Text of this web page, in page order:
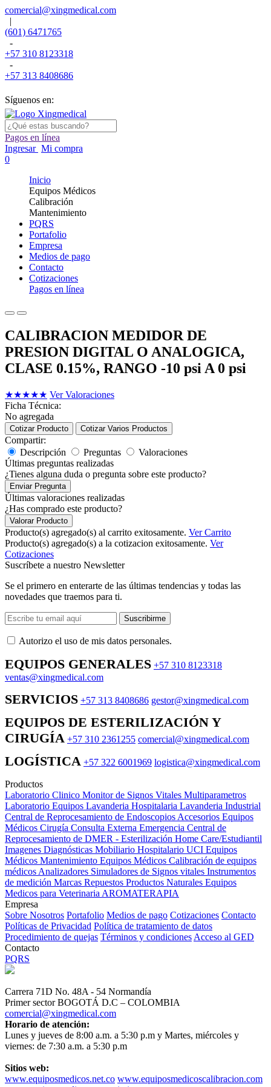
comercial@xingmedical.com
|
(601) 6471765
-
+57 310 8123318
-
+57 313 8408686
Síguenos en:
Pagos en línea
Ingresar Mi compra
0
Inicio
Equipos Médicos
Calibración
Mantenimiento
PQRS
Portafolio
Empresa
Medios de pago
Contacto
Cotizaciones
Pagos en línea
CALIBRACION MEDIDOR DE
PRESION DIGITAL O ANALOGICA,
CLASE 0.15%, RANGO -10 psi A 0 psi
★★★★★ Ver Valoraciones
Ficha Técnica:
No agregada
Cotizar Producto Cotizar Varios Productos
Compartir:
Descripción
Preguntas
Valoraciones
Últimas preguntas realizadas
¿Tienes alguna duda o pregunta sobre este producto?
Enviar Pregunta
Últimas valoraciones realizadas
¿Has comprado este producto?
Valorar Producto
Producto(s) agregado(s) al carrito exitosamente. Ver Carrito
Producto(s) agregado(s) a la cotizacion exitosamente. Ver
Cotizaciones
Suscríbete a nuestro Newsletter
Se el primero en enterarte de las últimas tendencias y todas las
novedades que traemos para ti.
Suscribirme
Autorizo ​​el uso de mis datos personales.
EQUIPOS GENERALES +57 310 8123318
ventas@xingmedical.com
SERVICIOS +57 313 8408686 gestor@xingmedical.com
EQUIPOS DE ESTERILIZACIÓN Y
CIRUGÍA +57 310 2361255 comercial@xingmedical.com
LOGÍSTICA +57 322 6001969 logistica@xingmedical.com
Productos
Laboratorio Clinico Monitor de Signos Vitales Multiparametros
Laboratorio Equipos Lavanderia Hospitalaria Lavanderia Industrial
Central de Reprocesamiento de Endoscopios Accesorios Equipos
Médicos Cirugía Consulta Externa Emergencia Central de
Reprocesamiento de DMER - Esterilización Home Care/Estudiantil
Imagenes Diagnósticas Mobiliario Hospitalario UCI Equipos
Médicos Mantenimiento Equipos Médicos Calibración de equipos
médicos Analizadores Simuladores de Signos vitales Instrumentos
de medición Marcas Repuestos Productos Naturales Equipos
Medicos para Veterinaria AROMATERAPIA
Empresa
Sobre Nosotros Portafolio Medios de pago Cotizaciones Contacto
Políticas de Privacidad Política de tratamiento de datos
Procedimiento de quejas Términos y condiciones Acceso al GED
Contacto
PQRS
Carrera 71D No. 48A - 54 Normandía
Primer sector BOGOTÁ D.C – COLOMBIA
comercial@xingmedical.com
Horario de atención:
Lunes y jueves de 8:00 a.m. a 5:30 p.m y Martes, miércoles y
viernes: de 7:30 a.m. a 5:30 p.m
Sitios web:
www.equiposmedicos.net.co www.equiposmedicoscalibracion.com